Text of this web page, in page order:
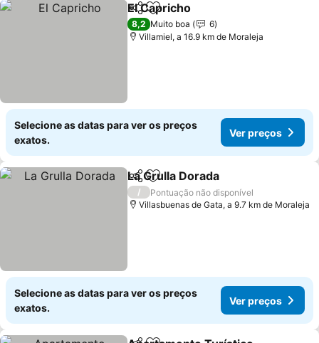
PartilharAdicionar aos favoritos
El Capricho
8,2 Muito boa
6
Villamiel, a 16.9 km de Moraleja
Selecione as datas para ver os preços
exatos.
Ver preços
PartilharAdicionar aos favoritos
La Grulla Dorada
/
Pontuação não disponível
Villasbuenas de Gata, a 9.7 km de Moraleja
Selecione as datas para ver os preços
exatos.
Ver preços